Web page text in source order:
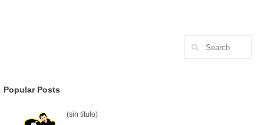
Popular Posts
(sin título)